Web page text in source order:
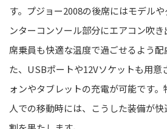
す。プジョー2008の後席にはモデル
ンターコンソール部分にエアコン吹
席乗員も快適な温度で過ごせるよう
た、USBポートや12Vソケットも用意
ォンやタブレットの充電が可能です
人での移動時には、こうした装備が